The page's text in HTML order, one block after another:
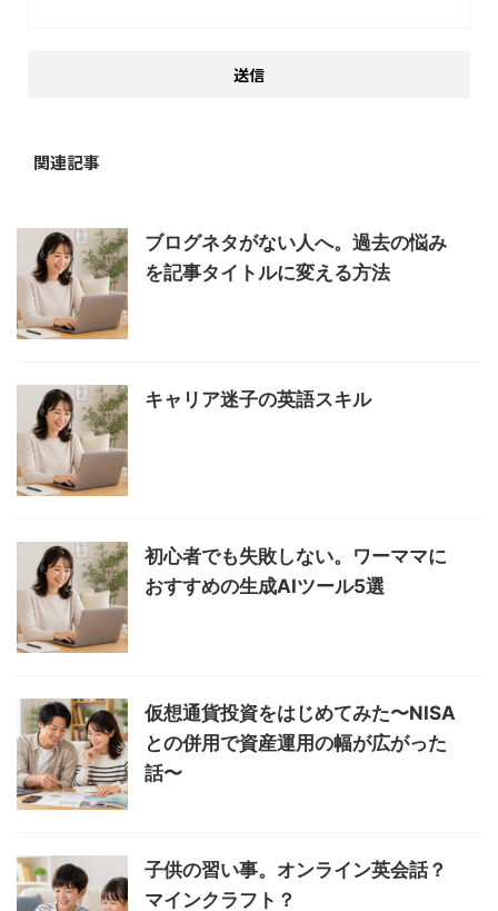
関連記事
ブログネタがない人へ。過去の悩み
を記事タイトルに変える方法
キャリア迷子の英語スキル
初心者でも失敗しない。ワーママに
おすすめの生成AIツール5選
仮想通貨投資をはじめてみた〜NISA
との併用で資産運用の幅が広がった
話〜
子供の習い事。オンライン英会話？
マインクラフト？